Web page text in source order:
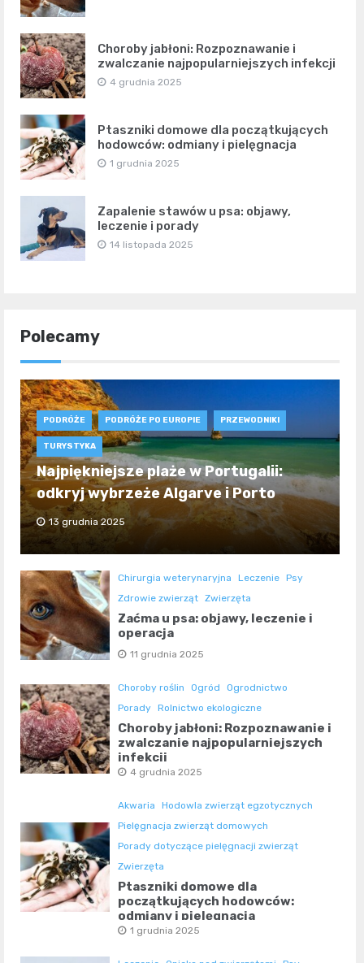
Choroby jabłoni: Rozpoznawanie i
zwalczanie najpopularniejszych infekcji
4 grudnia 2025
Ptaszniki domowe dla początkujących
hodowców: odmiany i pielęgnacja
1 grudnia 2025
Zapalenie stawów u psa: objawy,
leczenie i porady
14 listopada 2025
Polecamy
PODRÓŻE PODRÓŻE PO EUROPIE PRZEWODNIKI
TURYSTYKA
Najpiękniejsze plaże w Portugalii:
odkryj wybrzeże Algarve i Porto
13 grudnia 2025
Chirurgia weterynaryjna Leczenie Psy
Zdrowie zwierząt Zwierzęta
Zaćma u psa: objawy, leczenie i
operacja
11 grudnia 2025
Choroby roślin Ogród
Ogrodnictwo
Porady Rolnictwo ekologiczne
Choroby jabłoni: Rozpoznawanie i
zwalczanie najpopularniejszych
infekcji
4 grudnia 2025
Akwaria
Hodowla zwierząt egzotycznych
Pielęgnacja zwierząt domowych
Porady dotyczące pielęgnacji zwierząt
Zwierzęta
Ptaszniki domowe dla
początkujących hodowców:
odmiany i pielęgnacja
1 grudnia 2025